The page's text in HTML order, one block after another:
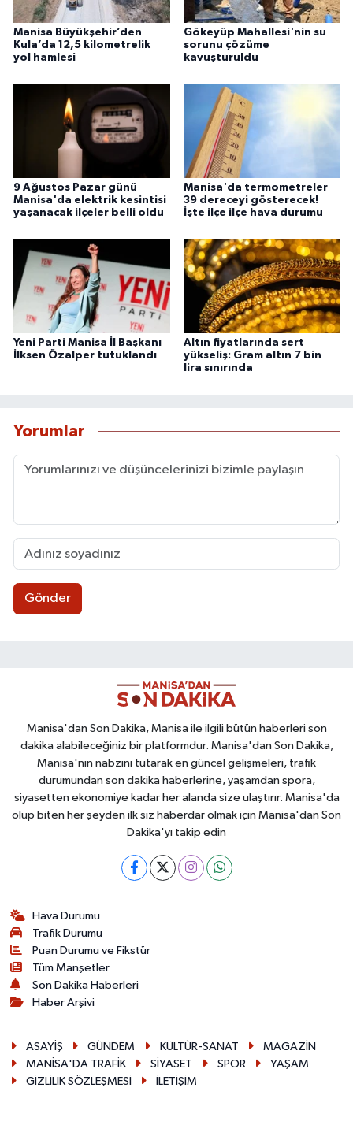
Manisa Büyükşehir’den
Kula’da 12,5 kilometrelik
yol hamlesi
Gökeyüp Mahallesi'nin su
sorunu çözüme
kavuşturuldu
9 Ağustos Pazar günü
Manisa'da elektrik kesintisi
yaşanacak ilçeler belli oldu
Manisa'da termometreler
39 dereceyi gösterecek!
İşte ilçe ilçe hava durumu
Yeni Parti Manisa İl Başkanı
İlksen Özalper tutuklandı
Altın fiyatlarında sert
yükseliş: Gram altın 7 bin
lira sınırında
Yorumlar
Gönder
Manisa'dan Son Dakika, Manisa ile ilgili bütün haberleri son
dakika alabileceğiniz bir platformdur. Manisa'dan Son Dakika,
Manisa'nın nabzını tutarak en güncel gelişmeleri, trafik
durumundan son dakika haberlerine, yaşamdan spora,
siyasetten ekonomiye kadar her alanda size ulaştırır. Manisa'da
olup biten her şeyden ilk siz haberdar olmak için Manisa'dan Son
Dakika'yı takip edin
Hava Durumu
Trafik Durumu
Puan Durumu ve Fikstür
Tüm Manşetler
Son Dakika Haberleri
Haber Arşivi
ASAYİŞ GÜNDEM KÜLTÜR-SANAT
MAGAZİN
MANİSA'DA TRAFİK
SİYASET SPOR
YAŞAM
GİZLİLİK SÖZLEŞMESİ
İLETİŞİM